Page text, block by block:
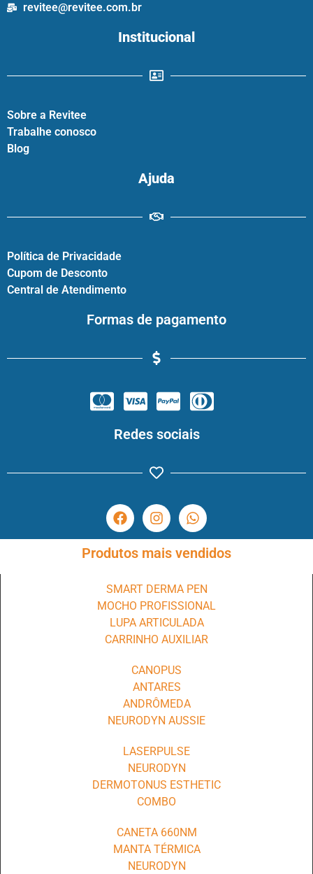
revitee@revitee.com.br
Institucional
Sobre a Revitee
Trabalhe conosco
Blog
Ajuda
Política de Privacidade
Cupom de Desconto
Central de Atendimento
Formas de pagamento
Redes sociais
Produtos mais vendidos
SMART DERMA PEN
MOCHO PROFISSIONAL
LUPA ARTICULADA
CARRINHO AUXILIAR
CANOPUS
ANTARES
ANDRÔMEDA
NEURODYN AUSSIE
LASERPULSE
NEURODYN
DERMOTONUS ESTHETIC
COMBO
CANETA 660NM
MANTA TÉRMICA
NEURODYN